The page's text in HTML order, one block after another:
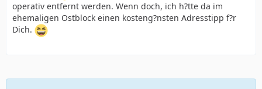
operativ entfernt werden. Wenn doch, ich h?tte da im
ehemaligen Ostblock einen kosteng?nsten Adresstipp f?r
Dich.